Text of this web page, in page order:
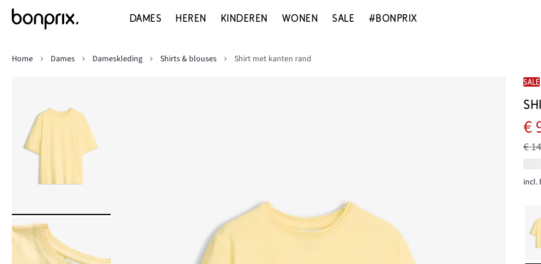
DAMES HEREN KINDEREN WONEN SALE #BONPRIX
Home
Dames Dameskleding Shirts & blouses Shirt met kanten rand
SALE
€
€
incl.